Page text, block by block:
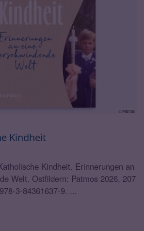
© Patmos
Kindheit
Kindheit. Erinnerungen an
Welt. Ostfildern: Patmos 2026, 207
3-84361637-9. ...